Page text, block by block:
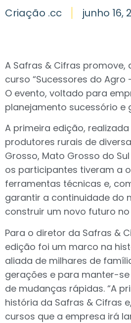
Criação .cc junho 16,
A Safras & Cifras
curso “Sucessores do Agro
O evento, voltado para
planejamento sucessório e
A primeira edição,
produtores rurais de
Grosso, Mato Grosso do
os participantes tiveram a
ferramentas técnicas e,
garantir a continuidade do
construir um novo futuro
Para o diretor da Safras &
edição foi um marco na
aliada de milhares de
gerações e para manter-
de mudanças rápidas. “A
história da Safras & Cifras
cursos que a empresa irá